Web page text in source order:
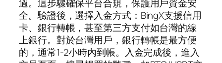
過。這步驟確保平台合規，保護用戶資金安
全。驗證後，選擇入金方式：BingX支援信用
卡、銀行轉帳，甚至第三方支付如台灣的線
上銀行。對於台灣用戶，銀行轉帳是最方便
的，通常1-2小時內到帳。入金完成後，進入